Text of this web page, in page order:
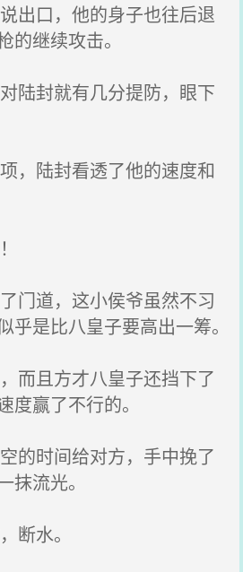
出口，他的身子也往后退
的继续攻击。
陆封就有几分提防，眼下
，陆封看透了他的速度和
门道，这小侯爷虽然不习
乎是比八皇子要高出一筹。
而且方才八皇子还挡下了
度赢了不行的。
的时间给对方，手中挽了
抹流光。
断水。